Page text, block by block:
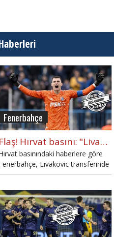
Fenerbahçe
Flaş! Hırvat basını: "Livakovic Fenerbahçe'de"
basınındaki haberlere göre
Livakovic transferinde
sağladı. Hırvat kalecinin bu